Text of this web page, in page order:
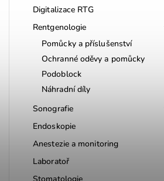
Digitalizace RTG
Rentgenologie
Pomůcky a příslušenství
Ochranné oděvy a pomůcky
Podoblock
Náhradní díly
Sonografie
Endoskopie
Anestezie a monitoring
Laboratoř